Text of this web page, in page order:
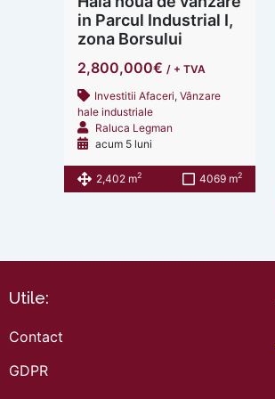
in Parcul Industrial I,
zona Borsului
2,800,000€ / + TVA
Investitii Afaceri, Vânzare
hale industriale
Raluca Legman
acum 5 luni
2,402 m2 4069 m2
Utile:
Contact
GDPR